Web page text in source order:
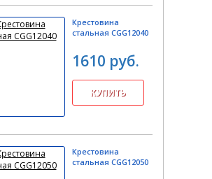
Крестовина
стальная CGG12040
1610 руб.
Крестовина
стальная CGG12050